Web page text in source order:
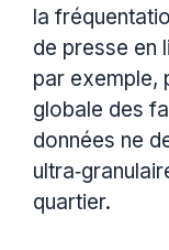
la
de presse en
par exemple,
globale des
données ne
quartier.